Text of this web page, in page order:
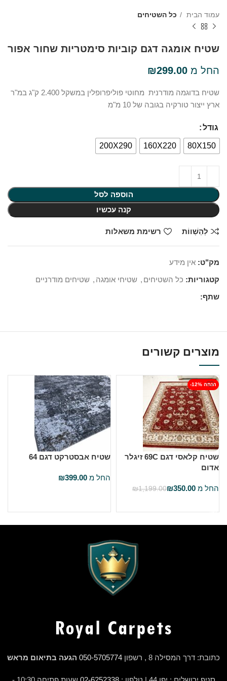
עמוד הבית כל השטיחים
שטיח אומגה דגם קוביות סימטריות שחור אפור
החל מ
₪299.00
שטיח בדוגמה מודרנית מחוטי פוליפרופלין במשקל 2.400 ק"ג במ"ר
ארץ ייצור טורקיה בגובה של 10 מ"מ
גודל
80X150
160X220
200X290
הוספה לסל
קנה עכשיו
לְהַשְׁווֹת רשימת משאלות
מק"ט: אין מידע
קטגוריות: כל השטיחים , שטיחי אומגה , שטיחים מודרניים
שתף:
מוצרים קשורים
-12% הנחה
שטיח קלאסי דגם 69C זיגלר
אדום
החל מ ₪350.00
₪1,199.00
שטיח אבסטרקט דגם 64
החל מ ₪399.00
כתובת: דרך המסילה 8 , רשפון 050-5705774 הגעה בתיאום מראש